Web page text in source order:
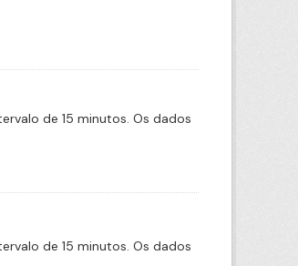
de 15 minutos. Os dados
de 15 minutos. Os dados